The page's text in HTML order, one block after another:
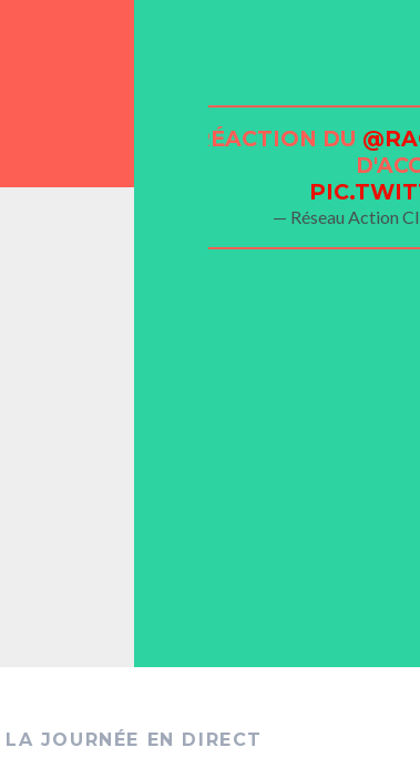
LA MAIRIE
LE
RÉACTION DU
— Réseau Action
LA JOURNÉE EN DIRECT